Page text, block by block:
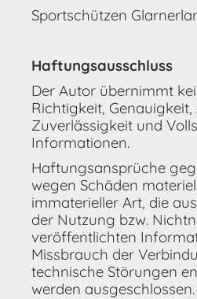
Sportschützen
Haftungsausschluss
Der Autor übernimmt
Richtigkeit,
Zuverlässigkeit und
Informationen.
Haftungsansprüche
wegen Schäden
immaterieller Art, die
der Nutzung bzw.
veröffentlichten
Missbrauch der
technische Störungen
werden ausgeschlossen.